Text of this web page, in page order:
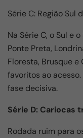
Série C: Região Sul
Na Série C, o Sul e
Ponte Preta,
Floresta, Brusque e
favoritos ao
fase decisiva.
Série D: Cariocas
Rodada ruim para